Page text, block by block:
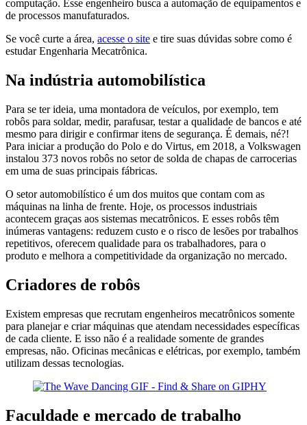
computação. Esse engenheiro busca a automação de equipamentos e
de processos manufaturados.
Se você curte a área, acesse o site e tire suas dúvidas sobre como é
estudar Engenharia Mecatrônica.
Na indústria automobilística
Para se ter ideia, uma montadora de veículos, por exemplo, tem
robôs para soldar, medir, parafusar, testar a qualidade de bancos e até
mesmo para dirigir e confirmar itens de segurança. É demais, né?!
Para iniciar a produção do Polo e do Virtus, em 2018, a Volkswagen
instalou 373 novos robôs no setor de solda de chapas de carrocerias
em uma de suas principais fábricas.
O setor automobilístico é um dos muitos que contam com as
máquinas na linha de frente. Hoje, os processos industriais
acontecem graças aos sistemas mecatrônicos. E esses robôs têm
inúmeras vantagens: reduzem custo e o risco de lesões por trabalhos
repetitivos, oferecem qualidade para os trabalhadores, para o
produto e melhora a competitividade da organização no mercado.
Criadores de robôs
Existem empresas que recrutam engenheiros mecatrônicos somente
para planejar e criar máquinas que atendam necessidades específicas
de cada cliente. E isso não é a realidade somente de grandes
empresas, não. Oficinas mecânicas e elétricas, por exemplo, também
utilizam dessas tecnologias.
Faculdade e mercado de trabalho